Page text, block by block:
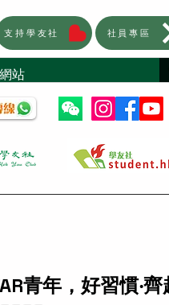
支持學友社 社員專區
青年，好習慣‧齊